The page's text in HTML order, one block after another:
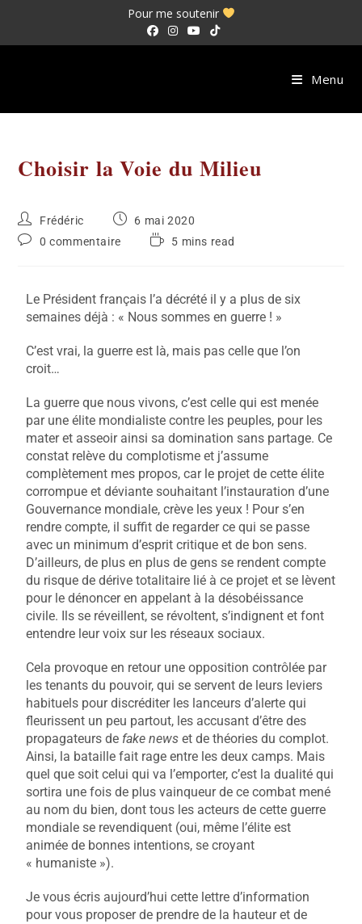
Pour me soutenir
Menu
Choisir la Voie du Milieu
Frédéric
6 mai 2020
0 commentaire
5 mins read
Le Président français l’a décrété il y a plus de six
semaines déjà : « Nous sommes en guerre ! »
C’est vrai, la guerre est là, mais pas celle que l’on
croit…
La guerre que nous vivons, c’est celle qui est menée
par une élite mondialiste contre les peuples, pour les
mater et asseoir ainsi sa domination sans partage. Ce
constat relève du complotisme et j’assume
complètement mes propos, car le projet de cette élite
corrompue et déviante souhaitant l’instauration d’une
Gouvernance mondiale, crève les yeux ! Pour s’en
rendre compte, il suffit de regarder ce qui se passe
avec un minimum d’esprit critique et de bon sens.
D’ailleurs, de plus en plus de gens se rendent compte
du risque de dérive totalitaire lié à ce projet et se lèvent
pour le dénoncer en appelant à la désobéissance
civile. Ils se réveillent, se révoltent, s’indignent et font
entendre leur voix sur les réseaux sociaux.
Cela provoque en retour une opposition contrôlée par
les tenants du pouvoir, qui se servent de leurs leviers
habituels pour discréditer les lanceurs d’alerte qui
fleurissent un peu partout, les accusant d’être des
propagateurs de fake news et de théories du complot.
Ainsi, la bataille fait rage entre les deux camps. Mais
quel que soit celui qui va l’emporter, c’est la dualité qui
sortira une fois de plus vainqueur de ce combat mené
au nom du bien, dont tous les acteurs de cette guerre
mondiale se revendiquent (oui, même l’élite est
animée de bonnes intentions, se croyant
« humaniste »).
Je vous écris aujourd’hui cette lettre d’information
pour vous proposer de prendre de la hauteur et de